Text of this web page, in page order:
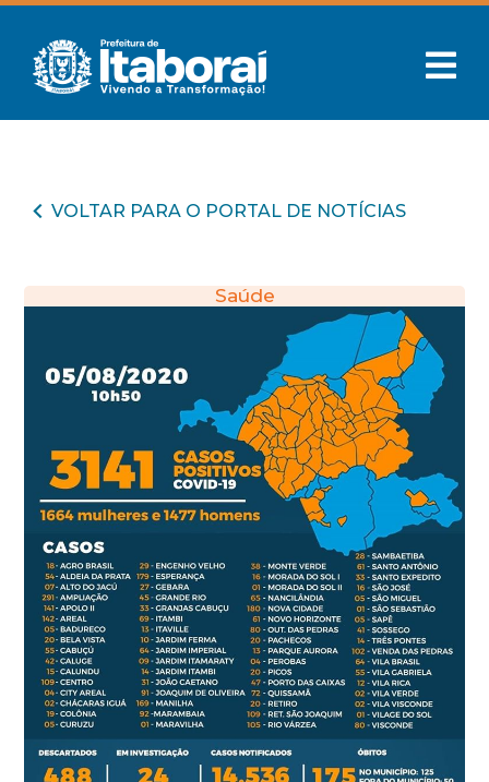
VOLTAR PARA O PORTAL DE NOTÍCIAS
Saúde